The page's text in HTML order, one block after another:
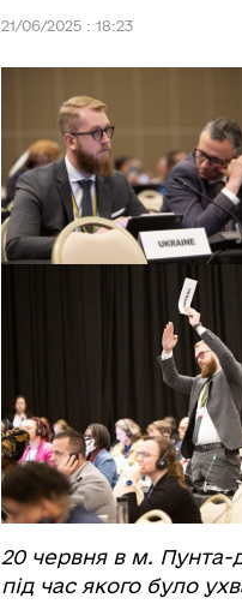
21/06/2025 : 18:23
20 червня в м. Пунта-
під час якого було